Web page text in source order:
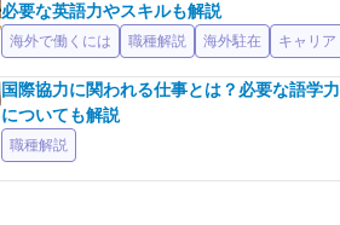
必要な英語力やスキルも解説
海外で働くには 職種解説 海外駐在 キャリア
国際協力に関われる仕事とは？必要な語学力
についても解説
職種解説